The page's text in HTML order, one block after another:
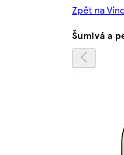
Zpět na
Šumivá a